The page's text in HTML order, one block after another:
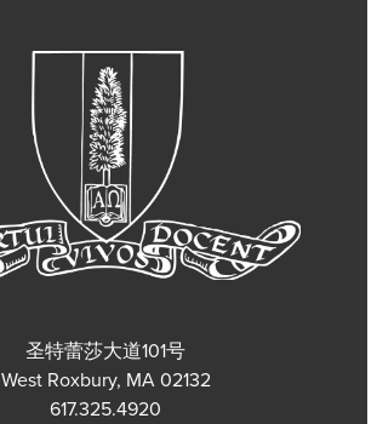
圣特蕾莎大道101号
West Roxbury, MA 02132
617.325.4920